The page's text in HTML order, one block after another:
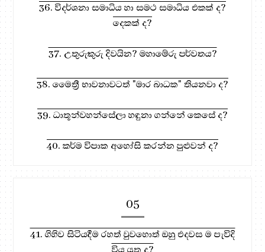
36. විදර්ශනා සමාධිය හා සමථ සමාධිය එකක් ද?
දෙකක් ද?
37. උතුරුකුරු දිවයින? මහාමේරු පර්වතය?
38. මෛත්‍රී භාවනාවටත් "මාර බාධක" තියනවා ද?
39. ධාතූන්වහන්සේලා හඳුනා ගන්නේ කෙසේ ද?
40. කර්ම විපාක අහෝසි කරන්න පුළුවන් ද?
05
41. ගිහිව සිටියදීම රහත් වුවහොත් ඔහු එදවස ම පැවිදි